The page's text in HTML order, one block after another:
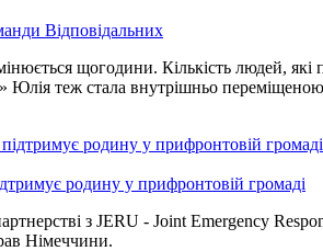
Відповідальних
щогодини. Кількість людей,
Юлія теж стала внутрішньо
родину у прифронтовій громаді
з JERU - Joint Emergency
Німеччини.